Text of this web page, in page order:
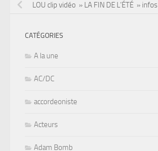
LOU clip vidéo » LA FIN DE L’ÉTÉ » infos
CATÉGORIES
A la une
AC/DC
accordeoniste
Acteurs
Adam Bomb